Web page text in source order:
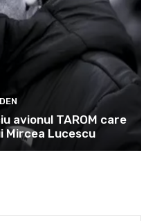
avionul TAROM care
Mircea Lucescu